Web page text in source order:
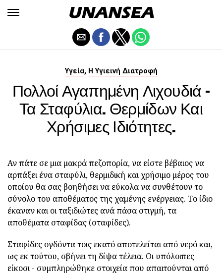
Υγεία, Η Υγιεινή Διατροφή
Πολλοί Αγαπημένη Λιχουδιά -
Τα Σταφύλια. Θερμίδων Και
Χρήσιμες Ιδιότητες.
Αν πάτε σε μια μακρά πεζοπορία, να είστε βέβαιος να
αρπάξει ένα σταφύλι, θερμιδική και χρήσιμο μέρος του
οποίου θα σας βοηθήσει να εύκολα να συνθέτουν το
σύνολο του αποθέματος της χαμένης ενέργειας. Το ίδιο
έκαναν και οι ταξιδιώτες ανά πάσα στιγμή, τα
αποθέματα σταφίδας (σταφίδες).
Σταφίδες ογδόντα τοις εκατό αποτελείται από νερό και,
ως εκ τούτου, σβήνει τη δίψα τέλεια. Οι υπόλοιπες
είκοσι - συμπληρώθηκε στοιχεία που απαιτούνται από